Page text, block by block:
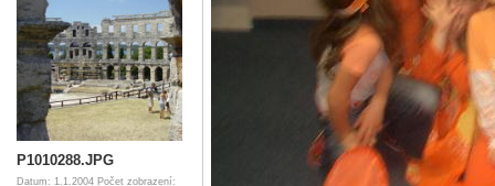
P1010288.JPG
Datum: 1.1.2004 Počet zobrazení: